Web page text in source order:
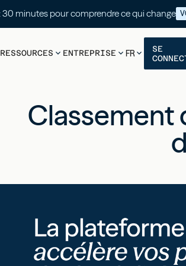
🇪🇺 [Replay] Nouveaux ESRS : 30 minutes pour comprendre ce qui change
RESSOURCES ENTREPRISE FR
SE
Classement